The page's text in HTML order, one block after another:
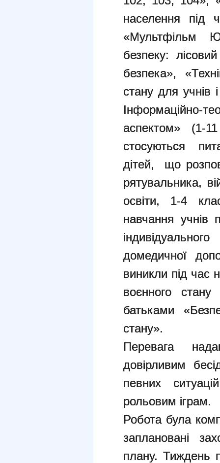
населення під
«Мультфільм
безпеку:
безпека»,
стану для учнів
Інформаційно-
аспектом» (1-
стосуються
дітей, що
рятувальника,
освіти, 1-4
навчання учнів
домедичної
виникли під час
воєнного
батьками
стану».
Перевага
довірливим
певних
рольовим іграм.
Робота була
заплановані
плану. Тиждень